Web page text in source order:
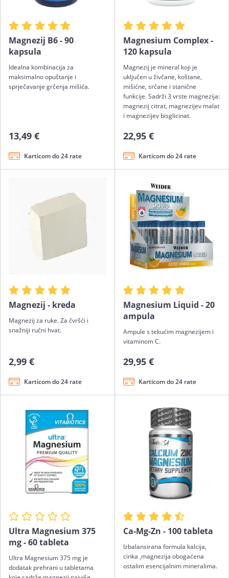
Magnezij B6 - 90
kapsula
Idealna kombinacija za
maksimalno opuštanje i
sprječavanje grčenja mišića.
13,49 €
Karticom do 24 rate
Magnesium Complex -
120 kapsula
Magnezij je mineral koji je
uključen u živčane, koštane,
mišićne, srčane i stanične
funkcije. Sadrži 3 vrste magnezija:
magnezij citrat, magnezijev malat
i magnezijev bisglicinat.
22,95 €
Karticom do 24 rate
Magnezij - kreda
Magnezij za ruke. Za čvršći i
snažniji ručni hvat.
2,99 €
Karticom do 24 rate
Magnesium Liquid - 20
ampula
Ampule s tekućim magnezijem i
vitaminom C.
29,95 €
Karticom do 24 rate
Ultra Magnesium 375
mg - 60 tableta
Ultra Magnesium 375 mg je
dodatak prehrani u tabletama
Ca-Mg-Zn - 100 tableta
Izbalansirana formula kalcija,
cinka ,magnezija obogaćena
ostalim esencijalnim mineralima.